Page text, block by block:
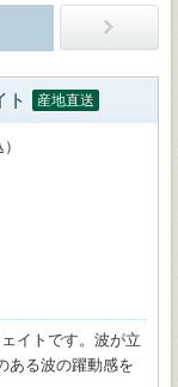
ト 産地直送
イトです。波が立
ある波の躍動感を